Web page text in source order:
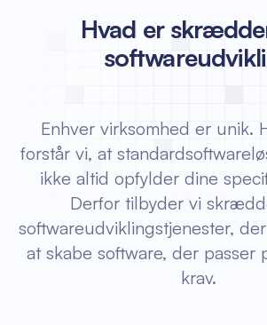
Hvad er
Enhver virksomhed er unik.
forstår vi, at
ikke altid opfylder dine
Derfor tilbyder vi
softwareudviklingstjenester,
at skabe software, der
krav.